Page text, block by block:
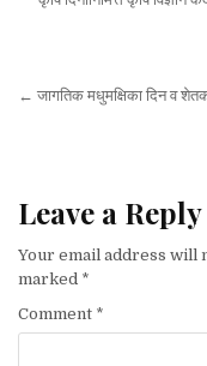
Post
← जागतिक मधुमक्षिका दिन व
Leave a Reply
Your email address will
marked *
Comment *